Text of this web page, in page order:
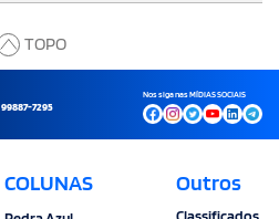
TOPO
99887-7295
Nos siga nas MÍDIAS SOCIAIS
COLUNAS Outros
Classificados